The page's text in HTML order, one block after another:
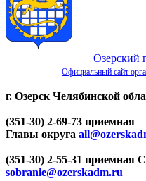
Озерский
Официальный сайт
г. Озерск Челябинской
(351-30) 2-69-73 приемная
Главы округа
(351-30) 2-55-31 приемная
sobranie@ozerskadm.ru